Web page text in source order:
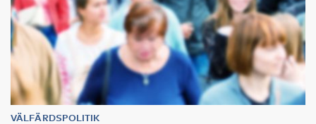
VÄLFÄRDSPOLITIK